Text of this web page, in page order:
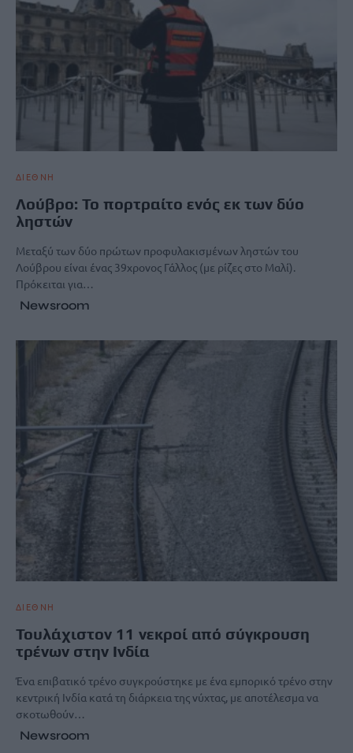
ΔΙΕΘΝΗ
Λούβρο: Το πορτραίτο ενός εκ των δύο
ληστών
Μεταξύ των δύο πρώτων προφυλακισμένων ληστών του
Λούβρου είναι ένας 39χρονος Γάλλος (με ρίζες στο Μαλί).
Πρόκειται για…
Newsroom
ΔΙΕΘΝΗ
Τουλάχιστον 11 νεκροί από σύγκρουση
τρένων στην Ινδία
Ένα επιβατικό τρένο συγκρούστηκε με ένα εμπορικό τρένο στην
κεντρική Ινδία κατά τη διάρκεια της νύχτας, με αποτέλεσμα να
σκοτωθούν…
Newsroom